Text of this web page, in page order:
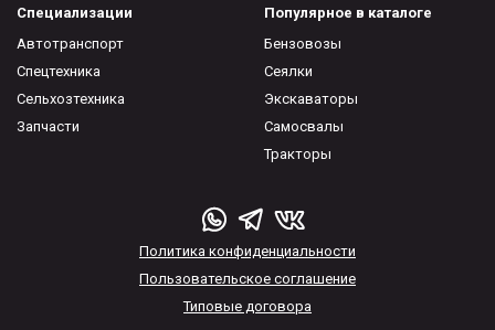
Специализации
Автотранспорт
Спецтехника
Сельхозтехника
Запчасти
Популярное в каталоге
Бензовозы
Сеялки
Экскаваторы
Самосвалы
Тракторы
Политика конфиденциальности
Пользовательское соглашение
Типовые договора